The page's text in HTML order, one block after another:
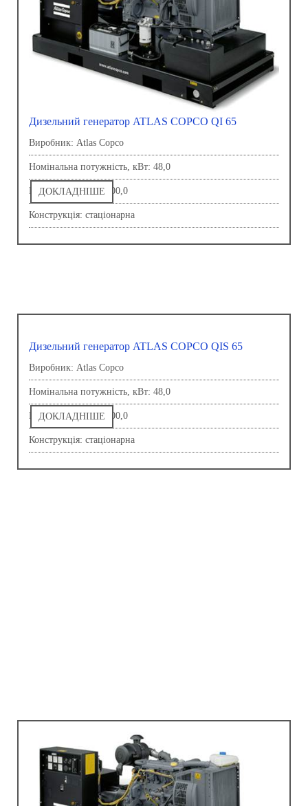
Дизельний генератор ATLAS COPCO QI 65
Виробник: Atlas Copco
Номінальна потужність, кВт: 48,0
Напруга, В: 230,0-400,0
Конструкція: стаціонарна
ДОКЛАДНІШЕ
Дизельний генератор ATLAS COPCO QIS 65
Виробник: Atlas Copco
Номінальна потужність, кВт: 48,0
Напруга, В: 230,0-400,0
Конструкція: стаціонарна
ДОКЛАДНІШЕ